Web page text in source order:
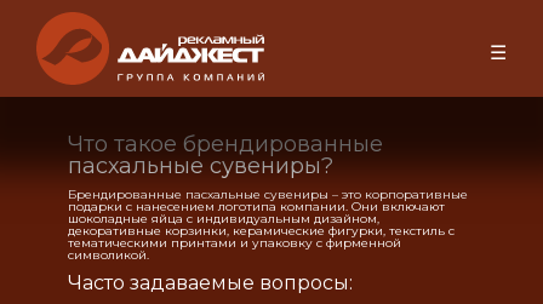
☰
Что такое брендированные
пасхальные сувениры?
Брендированные пасхальные сувениры – это корпоративные
подарки с нанесением логотипа компании. Они включают
шоколадные яйца с индивидуальным дизайном,
декоративные корзинки, керамические фигурки, текстиль с
тематическими принтами и упаковку с фирменной
символикой.
Часто задаваемые вопросы: